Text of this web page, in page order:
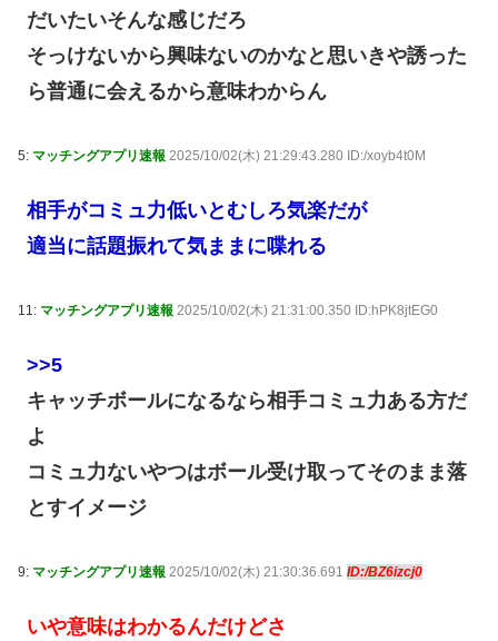
だいたいそんな感じだろ
そっけないから興味ないのかなと思いきや誘った
ら普通に会えるから意味わからん
5: マッチングアプリ速報 2025/10/02(木) 21:29:43.280 ID:/xoyb4t0M
相手がコミュ力低いとむしろ気楽だが
適当に話題振れて気ままに喋れる
11: マッチングアプリ速報 2025/10/02(木) 21:31:00.350 ID:hPK8jtEG0
>>5
キャッチボールになるなら相手コミュ力ある方だ
よ
コミュ力ないやつはボール受け取ってそのまま落
とすイメージ
9: マッチングアプリ速報 2025/10/02(木) 21:30:36.691 ID:/BZ6izcj0
いや意味はわかるんだけどさ